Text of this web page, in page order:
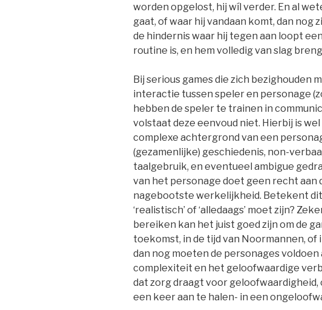
worden opgelost, hij wíl verder. En al
gaat, of waar hij vandaan komt, dan nog
de hindernis waar hij tegen aan loopt
routine is, en hem volledig van slag
Bij serious games die zich bezighouden
interactie tussen speler en personage
hebben de speler te trainen in
volstaat deze eenvoud niet. Hierbij is
complexe achtergrond van een
(gezamenlijke) geschiedenis, non-
taalgebruik, en eventueel ambigue
van het personage doet geen recht aan
nagebootste werkelijkheid. Betekent
‘realistisch’ of ‘alledaags’ moet zijn?
bereiken kan het juist goed zijn om de
toekomst, in de tijd van Noormannen, of
dan nog moeten de personages voldoen
complexiteit en het geloofwaardige
dat zorg draagt voor geloofwaardigheid,
een keer aan te halen- in een